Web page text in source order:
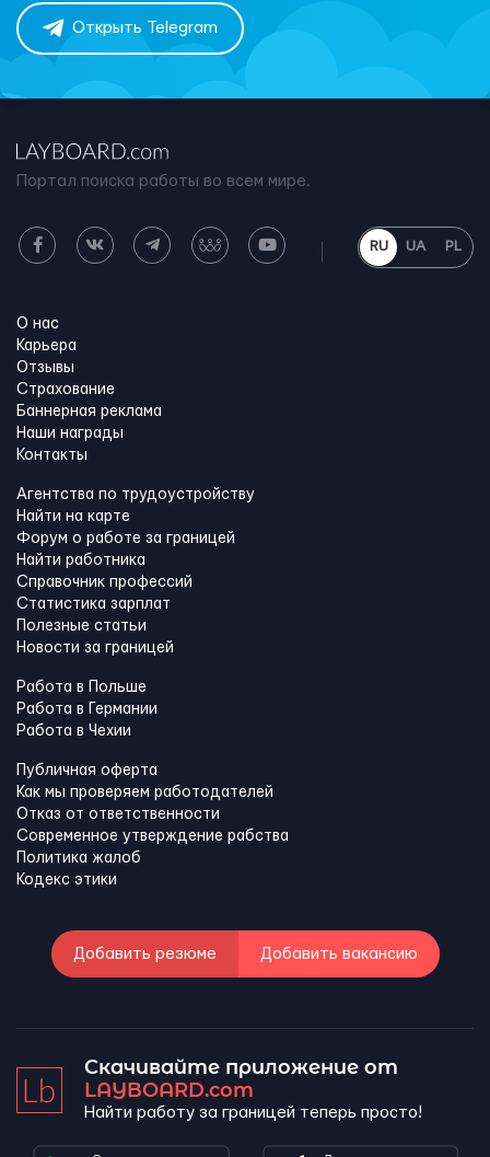
Открыть Telegram
Портал поиска работы во всем мире.
RU UA PL
О нас
Карьера
Отзывы
Страхование
Баннерная реклама
Наши награды
Контакты
Агентства по трудоустройству
Найти на карте
Форум о работе за границей
Найти работника
Справочник профессий
Статистика зарплат
Полезные статьи
Новости за границей
Работа в Польше
Работа в Германии
Работа в Чехии
Публичная оферта
Как мы проверяем работодателей
Отказ от ответственности
Современное утверждение рабства
Политика жалоб
Кодекс этики
Добавить резюме Добавить вакансию
Скачивайте приложение от
LAYBOARD.com
Найти работу за границей теперь просто!